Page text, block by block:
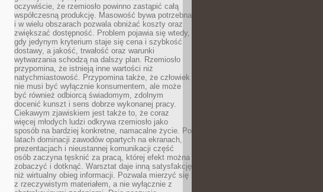
oczywiście, że rzemiosło powinno zastąpić całą
współczesną produkcję. Masowość bywa potrzebna
i w wielu obszarach pozwala obniżać koszty oraz
zwiększać dostępność. Problem pojawia się wtedy,
gdy jedynym kryterium staje się cena i szybkość
dostawy, a jakość, trwałość oraz warunki
wytwarzania schodzą na dalszy plan. Rzemiosło
przypomina, że istnieją inne wartości niż
natychmiastowość. Przypomina także, że człowiek
nie musi być wyłącznie konsumentem, ale może
być również odbiorcą świadomym, zdolnym
docenić kunszt i sens dobrze wykonanej pracy.
Ciekawym zjawiskiem jest także to, że coraz
więcej młodych ludzi odkrywa rzemiosło jako
sposób na bardziej konkretne, namacalne życie. Po
latach dominacji zawodów opartych na ekranach,
prezentacjach i nieustannej komunikacji część
osób zaczyna tęsknić za pracą, której efekt można
zobaczyć i dotknąć. Warsztat daje inną satysfakcję
niż wirtualny obieg informacji. Pozwala mierzyć się
z rzeczywistym materiałem, a nie wyłącznie z